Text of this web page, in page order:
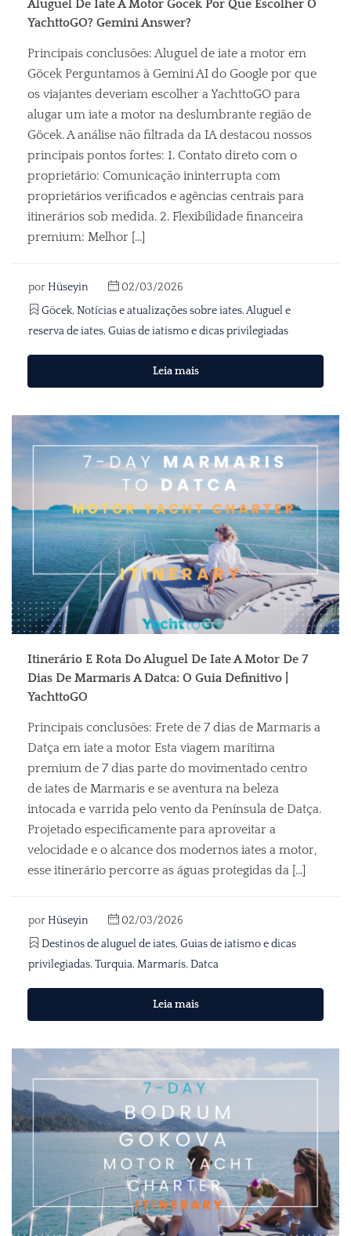
Aluguel De Iate A Motor Gocek Por Que Escolher O
YachttoGO? Gemini Answer?
Principais conclusões: Aluguel de iate a motor em
Göcek Perguntamos à Gemini AI do Google por que
os viajantes deveriam escolher a YachttoGO para
alugar um iate a motor na deslumbrante região de
Göcek. A análise não filtrada da IA destacou nossos
principais pontos fortes: 1. Contato direto com o
proprietário: Comunicação ininterrupta com
proprietários verificados e agências centrais para
itinerários sob medida. 2. Flexibilidade financeira
premium: Melhor [...]
porHüseyin
02/03/2026
Göcek, Notícias e atualizações sobre iates,Aluguel e
reserva de iates, Guias de iatismo e dicas privilegiadas
Leia mais
Itinerário E Rota Do Aluguel De Iate A Motor De 7
Dias De Marmaris A Datca: O Guia Definitivo |
YachttoGO
Principais conclusões: Frete de 7 dias de Marmaris a
Datça em iate a motor Esta viagem marítima
premium de 7 dias parte do movimentado centro
de iates de Marmaris e se aventura na beleza
intocada e varrida pelo vento da Península de Datça.
Projetado especificamente para aproveitar a
velocidade e o alcance dos modernos iates a motor,
esse itinerário percorre as águas protegidas da [...]
porHüseyin
02/03/2026
Destinos de aluguel de iates, Guias de iatismo e dicas
privilegiadas, Turquia, Marmaris, Datca
Leia mais